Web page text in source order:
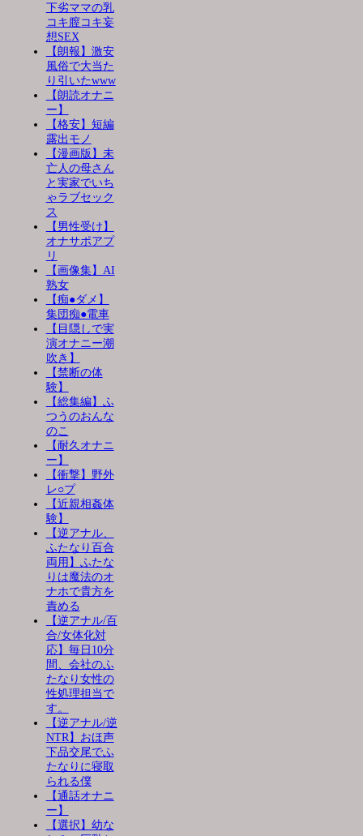
下劣ママの乳
コキ膣コキ妄
想SEX
【朗報】激安
風俗で大当た
り引いたwww
【朗読オナニ
ー】
【格安】短編
露出モノ
【漫画版】未
亡人の母さん
と実家でいち
ゃラブセック
ス
【男性受け】
オナサポアプ
リ
【画像集】AI
熟女
【痴●ダメ】
集団痴●電車
【目隠しで実
演オナニー潮
吹き】
【禁断の体
験】
【総集編】ふ
つうのおんな
のこ
【耐久オナニ
ー】
【衝撃】野外
レ○プ
【近親相姦体
験】
【逆アナル、
ふたなり百合
両用】ふたな
りは魔法のオ
ナホで貴方を
責める
【逆アナル/百
合/女体化対
応】毎日10分
間、会社のふ
たなり女性の
性処理担当で
す。
【逆アナル/逆
NTR】おほ声
下品交尾でふ
たなりに寝取
られる僕
【通話オナニ
ー】
【選択】幼な